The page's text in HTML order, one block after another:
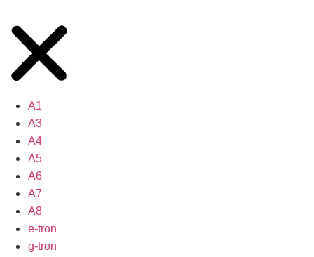
A1
A3
A4
A5
A6
A7
A8
e-tron
g-tron